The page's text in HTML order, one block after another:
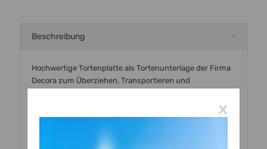
Beschreibung
Hochwertige Tortenplatte als Tortenunterlage der Firma
Decora zum Überziehen, Transportieren und
Bei vorsichtiger Verwendung auch mehrfach zu
x